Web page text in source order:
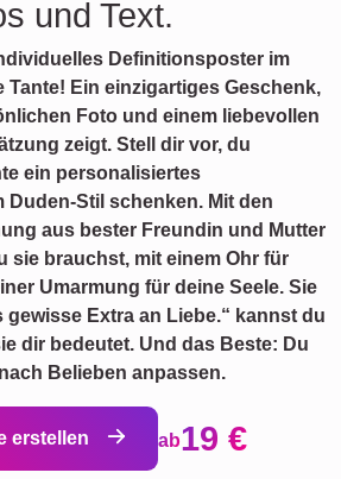
und Text.
Definitionsposter im
Tante! Ein einzigartiges Geschenk,
Foto und einem liebevollen
zeigt. Stell dir vor, du
ein personalisiertes
Duden-Stil schenken. Mit den
aus bester Freundin und Mutter
sie brauchst, mit einem Ohr für
Umarmung für deine Seele. Sie
gewisse Extra an Liebe.“ kannst du
dir bedeutet. Und das Beste: Du
Belieben anpassen.
erstellen ab19 €